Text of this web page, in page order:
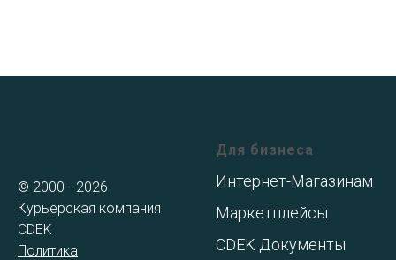
© 2000 - 2026
Курьерская компания
CDEK
Политика
Для бизнеса
Интернет-Магазинам
Маркетплейсы
CDEK Документы